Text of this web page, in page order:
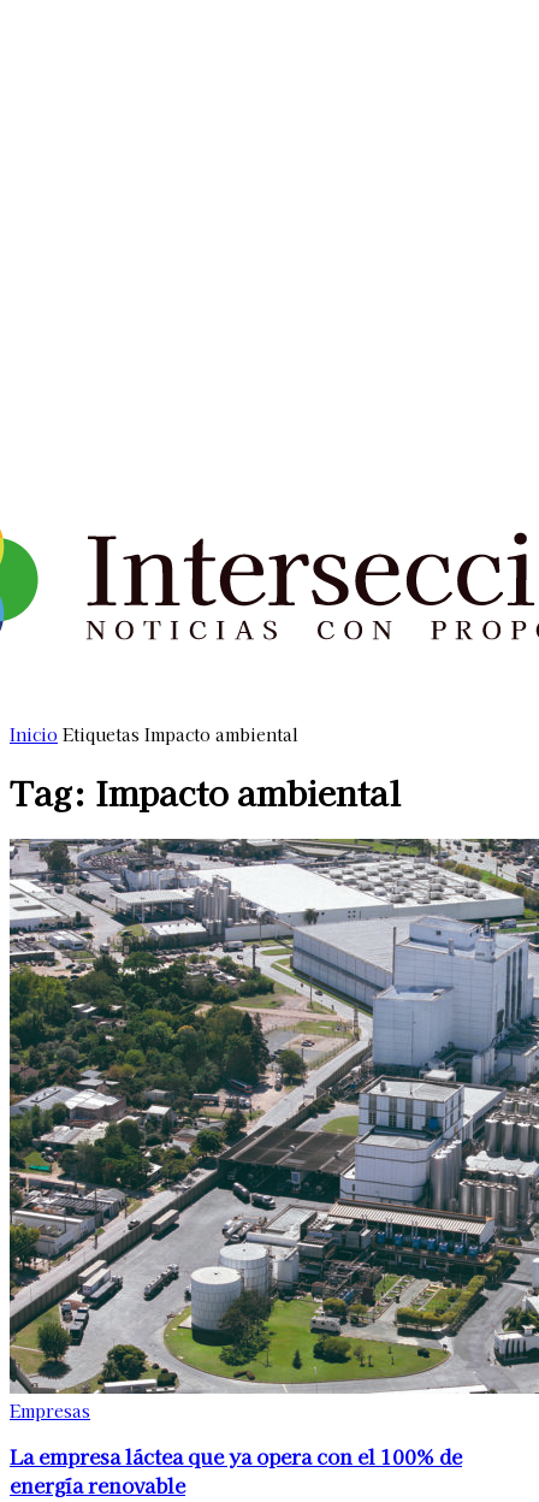
Inicio Etiquetas Impacto ambiental
Tag: Impacto ambiental
Empresas
La empresa láctea que ya opera con el 100% de
energía renovable